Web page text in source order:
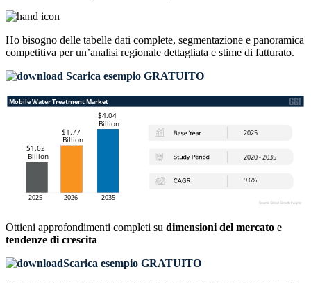
Ho bisogno delle tabelle dati complete, segmentazione e panoramica
competitiva per un’analisi regionale dettagliata e stime di fatturato.
Scarica esempio GRATUITO
Ottieni approfondimenti completi su dimensioni del mercato e
tendenze di crescita
Scarica esempio GRATUITO